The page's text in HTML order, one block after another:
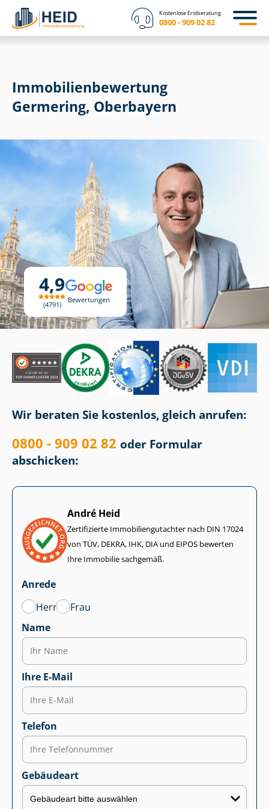
Kostenlose Erstberatung
0800 - 909 02 82
4,9
4791
Bewertungen
Immobilien­bewertung
Germering, Oberbayern
Wir beraten Sie kostenlos, gleich anrufen:
0800 - 909 02 82 oder Formular
abschicken:
André Heid
Zertifizierte Im­mo­bi­li­en­gut­ach­ter nach DIN 17024
von TÜV, DEKRA, IHK, DIA und EIPOS bewerten
Ihre Immobilie sachgemäß.
Anrede
Herr
Frau
Name
Ihre E-Mail
Telefon
Gebäudeart